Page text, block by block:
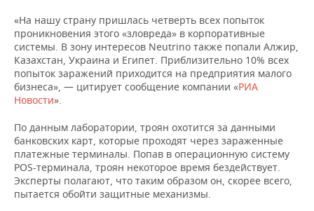
КОМУ ПРИНАДЛЕЖАТ
ТОРГОВЫЕ ЦЕНТРЫ
ТАТАРСТАНА
БЮДЖЕТ
ИНВЕСТИЦИИ
АГРОПРОМ
МАШИНОСТРОЕНИЕ
НЕФТЕХИМИЯ
ОПК
ЭНЕРГЕТИКА
НОВОСТИ АВТО
БИЗНЕС
НОВОСТИ БИЗНЕСА
РОЗНИЧНАЯ ТОРГОВЛЯ
ТРАНСПОРТ
УСЛУГИ
ТЕХНОЛОГИИ
НОВОСТИ ТЕХНОЛОГИЙ
IT
МЕДИА
ТЕЛЕКОММУНИКАЦИИ
МЕРОПРИЯТИЯ
НОВОСТИ МЕРОПРИЯТИЙ
ВЫЕЗДНАЯ РЕДАКЦИЯ
СПОРТ
НОВОСТИ СПОРТА
ОБЩЕСТВО
НОВОСТИ ОБЩЕСТВА
«На нашу страну пришлась четверть всех попыток
проникновения этого «зловреда» в корпоративные
системы. В зону интересов Neutrino также попали Алжир,
Казахстан, Украина и Египет. Приблизительно 10% всех
попыток заражений приходится на предприятия малого
бизнеса», — цитирует сообщение компании «РИА
Новости».
По данным лаборатории, троян охотится за данными
банковских карт, которые проходят через зараженные
платежные терминалы. Попав в операционную систему
POS-терминала, троян некоторое время бездействует.
Эксперты полагают, что таким образом он, скорее всего,
пытается обойти защитные механизмы.